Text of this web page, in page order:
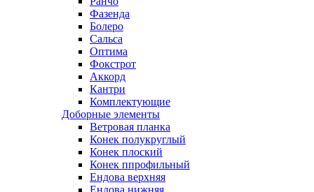
Фазенда
Болеро
Сальса
Оптима
Фокстрот
Аккорд
Кантри
Комплектующие
Доборные элементы
Ветровая планка
Конек полукруглый
Конек плоский
Конек ппрофильный
Ендова верхняя
Ендова нижняя